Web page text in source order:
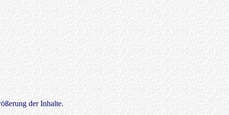
der Inhalte.